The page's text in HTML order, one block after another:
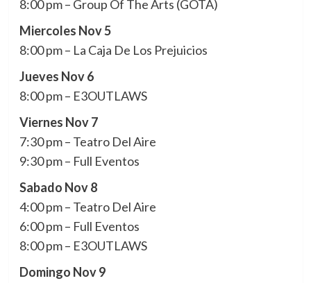
8:00 pm – Group Of The Arts (GOTA)
Miercoles Nov 5
8:00 pm – La Caja De Los Prejuicios
Jueves Nov 6
8:00 pm – E3OUTLAWS
Viernes Nov 7
7:30 pm – Teatro Del Aire
9:30 pm – Full Eventos
Sabado Nov 8
4:00 pm – Teatro Del Aire
6:00 pm – Full Eventos
8:00 pm – E3OUTLAWS
Domingo Nov 9